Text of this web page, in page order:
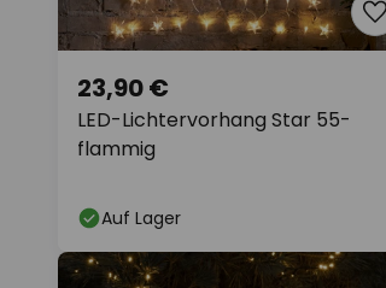
LED-Lichtervorhang Star 55-
flammig
23,90 €
Auf Lager